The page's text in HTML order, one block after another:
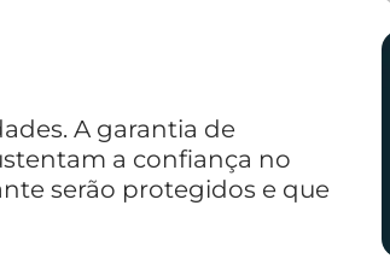
A garantia de
a confiança no
serão protegidos e que